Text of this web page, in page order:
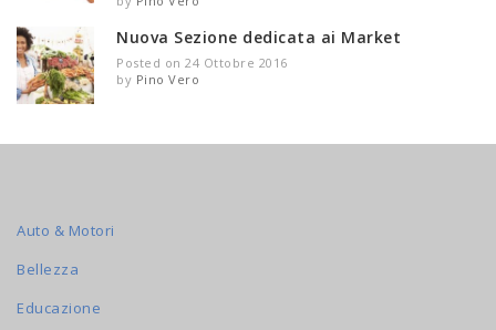
Nuova Sezione dedicata ai Market
Posted on 24 Ottobre 2016
by Pino Vero
Auto & Motori
Bellezza
Educazione